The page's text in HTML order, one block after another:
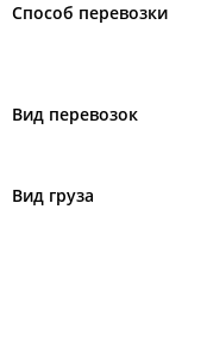
Способ перевозки
Вид перевозок
Вид груза